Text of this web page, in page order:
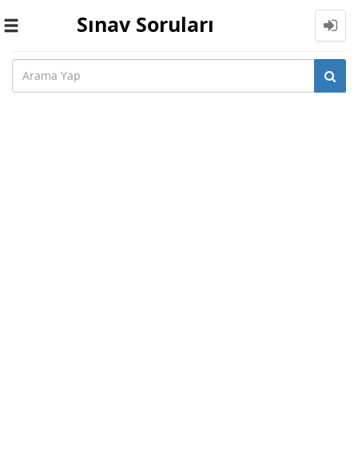
Toggle
Sınav Soruları